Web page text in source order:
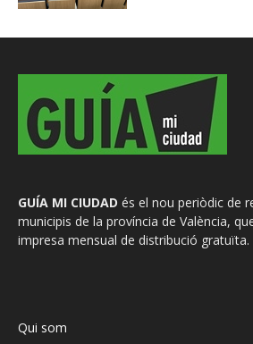
GUÍA MI CIUDAD és el nou periòdic de
municipis de la província de València,
impresa mensual de distribució gratuïta.
Qui som